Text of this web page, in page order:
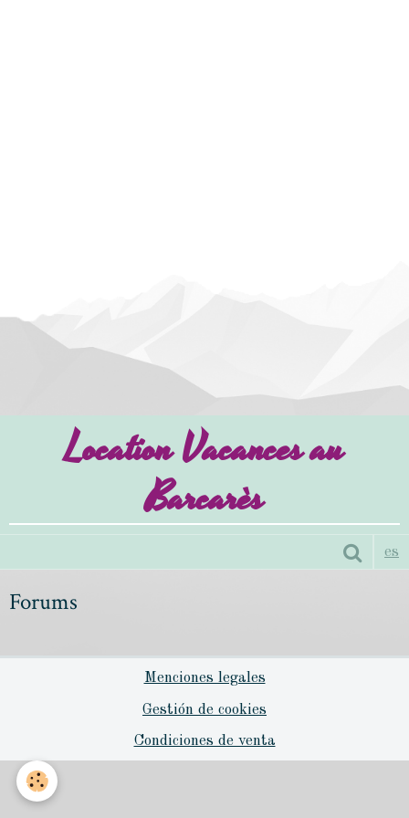
Location Vacances au
Barcarès
es
Forums
Menciones legales
Gestión de cookies
Condiciones de venta